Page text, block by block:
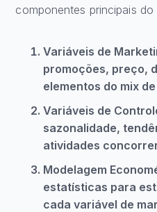
componentes principais do
Variáveis de
promoções, preço,
elementos do mix
Variáveis de
sazonalidade,
atividades
Modelagem
estatísticas para
cada variável de